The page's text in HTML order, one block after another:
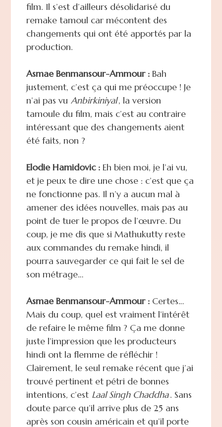
film. Il s’est d’ailleurs désolidarisé du
remake tamoul car mécontent des
changements qui ont été apportés par la
production.
Asmae Benmansour-Ammour :Bah
justement, c’est ça qui me préoccupe ! Je
n’ai pas vu Anbirkiniyal, la version
tamoule du film, mais c’est au contraire
intéressant que des changements aient
été faits, non ?
Elodie Hamidovic : Eh bien moi, je l’ai vu,
et je peux te dire une chose : c’est que ça
ne fonctionne pas. Il n’y a aucun mal à
amener des idées nouvelles, mais pas au
point de tuer le propos de l’œuvre. Du
coup, je me dis que si Mathukutty reste
aux commandes du remake hindi, il
pourra sauvegarder ce qui fait le sel de
son métrage…
Asmae Benmansour-Ammour :Certes…
Mais du coup, quel est vraiment l’intérêt
de refaire le même film ? Ça me donne
juste l’impression que les producteurs
hindi ont la flemme de réfléchir !
Clairement, le seul remake récent que j’ai
trouvé pertinent et pétri de bonnes
intentions, c’est Laal Singh Chaddha. Sans
doute parce qu’il arrive plus de 25 ans
après son cousin américain et qu’il porte